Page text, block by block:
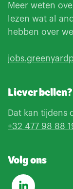
Meer weten
lezen wat al
hebben over
Liever bellen?
Dat kan tijdens
+32 477 98 88
Volg ons